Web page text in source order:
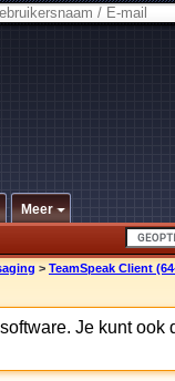
Meer
> TeamSpeak Client
Je kunt ook